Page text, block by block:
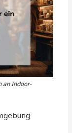
an Indoor-